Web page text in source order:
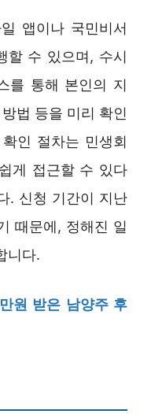
앱이나 국민비서
할 수 있으며, 수시
를 통해 본인의 지
법 등을 미리 확인
인 절차는 민생회
게 접근할 수 있다
. 신청 기간이 지난
때문에, 정해진 일
니다.
원 받은 남양주 후